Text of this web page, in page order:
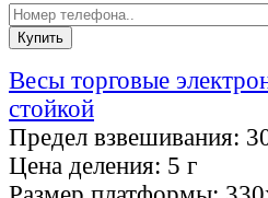
Весы торговые
стойкой
Предел взвешивания:
Цена деления: 5 г